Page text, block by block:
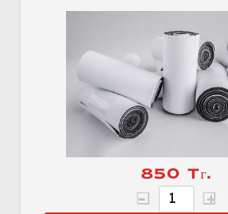
850 Тг.